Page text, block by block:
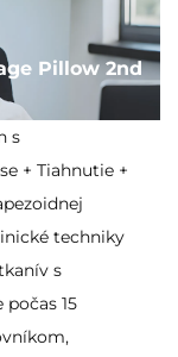
s
+ Tiahnutie +
techniky
s
15
Pillow 2nd